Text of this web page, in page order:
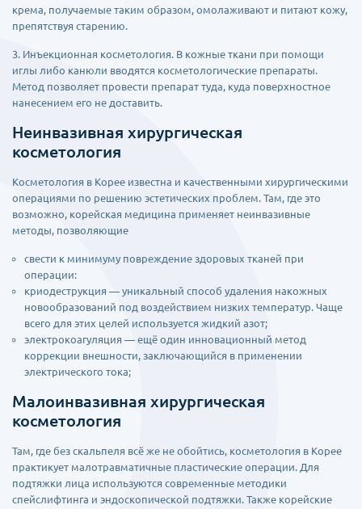
крема, получаемые таким образом, омолаживают и питают кожу,
препятствуя старению.
3. Инъекционная косметология. В кожные ткани при помощи
иглы либо канюли вводятся косметологические препараты.
Метод позволяет провести препарат туда, куда поверхностное
нанесением его не доставить.
Неинвазивная хирургическая
косметология
Косметология в Корее известна и качественными хирургическими
операциями по решению эстетических проблем. Там, где это
возможно, корейская медицина применяет неинвазивные
методы, позволяющие
свести к минимуму повреждение здоровых тканей при
операции:
криодеструкция — уникальный способ удаления накожных
новообразований под воздействием низких температур. Чаще
всего для этих целей используется жидкий азот;
электрокоагуляция — ещё один инновационный метод
коррекции внешности, заключающийся в применении
электрического тока;
Малоинвазивная хирургическая
косметология
Там, где без скальпеля всё же не обойтись, косметология в Корее
практикует малотравматичные пластические операции. Для
подтяжки лица используются современные методики
спейслифтинга и эндоскопической подтяжки. Также корейские